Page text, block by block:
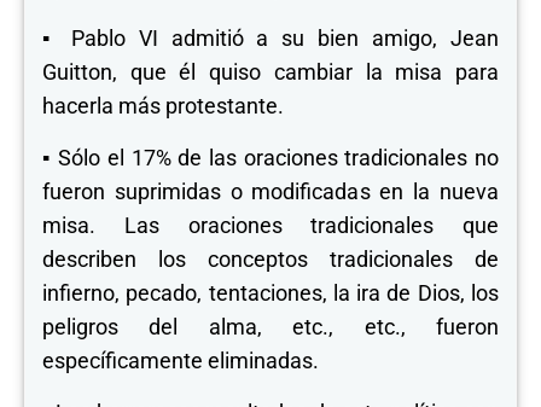
▪
Pablo VI admitió a su bien amigo, Jean
Guitton, que él quiso cambiar la misa para
hacerla más protestante.
▪ Sólo el 17% de las oraciones tradicionales no
fueron suprimidas o modificadas en la nueva
misa. Las oraciones tradicionales que
describen los conceptos tradicionales de
infierno, pecado, tentaciones, la ira de Dios, los
peligros del alma, etc., etc., fueron
específicamente eliminadas.